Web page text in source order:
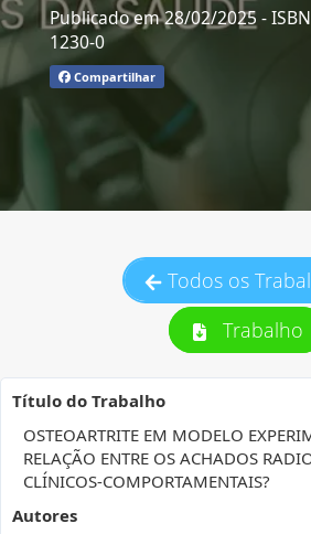
Publicado em 28/02/2025 -
1230-0
Compartilhar
Todos os
Trabalho
Título do Trabalho
OSTEOARTRITE EM MODELO
RELAÇÃO ENTRE OS ACHADOS
CLÍNICOS-COMPORTAMENTAIS?
Autores